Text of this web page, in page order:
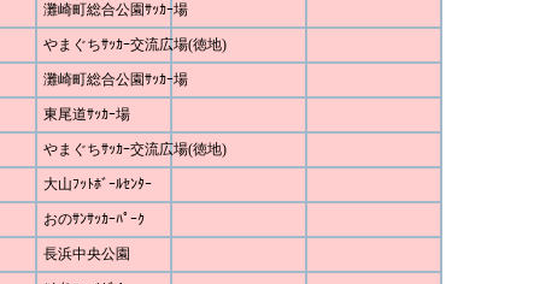
灘崎町総合公園ｻｯｶｰ場
やまぐちｻｯｶｰ交流広場(徳地)
灘崎町総合公園ｻｯｶｰ場
東尾道ｻｯｶｰ場
やまぐちｻｯｶｰ交流広場(徳地)
大山ﾌｯﾄﾎﾞｰﾙｾﾝﾀｰ
おのｻﾝｻｯｶｰﾊﾟｰｸ
長浜中央公園